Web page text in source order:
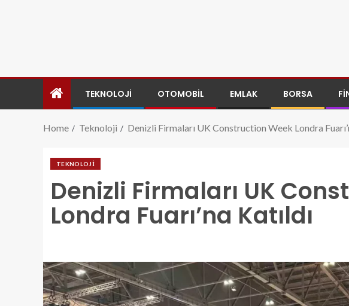
TEKNOLOJI OTOMOBIL EMLAK BORSA
Home Teknoloji Denizli Firmaları UK Construction Week Londra
TEKNOLOJI
Denizli Firmaları UK
Londra Fuarı’na Katıldı